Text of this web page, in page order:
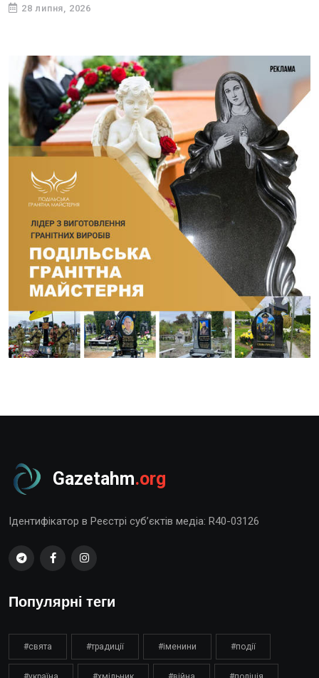
28 липня, 2026
Gazetahm.org
Ідентифікатор в Реєстрі суб’єктів медіа: R40-03126
Популярні теги
#свята #традиції #іменини #події